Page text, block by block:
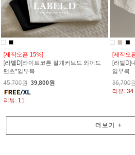
[제작오픈 15%]
[라벨D]라이트코튼 절개커브드 와이드
팬츠*임부복
45,700원 39,800원
리뷰: 11
[제작오
[라벨D]
임부복
36,700
리뷰: 34
더보기 +